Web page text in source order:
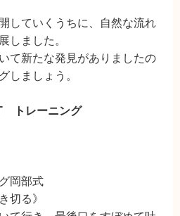
していくうちに、自然な流れ
しました。
て新たな発見がありましたの
しましょう。
トレーニング
グ岡部式
切る》